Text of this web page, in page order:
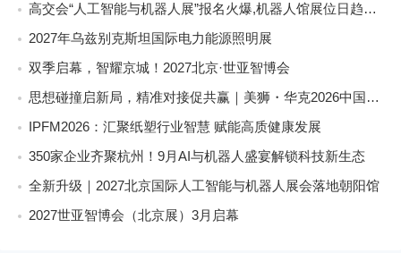
高交会“人工智能与机器人展”报名火爆,机器人馆展位日趋稀缺
2027年乌兹别克斯坦国际电力能源照明展
双季启幕，智耀京城！2027北京·世亚智博会
思想碰撞启新局，精准对接促共赢｜美狮・华克2026中国餐饮包装创新发展大会圆满收官
IPFM2026：汇聚纸塑行业智慧 赋能高质健康发展
350家企业齐聚杭州！9月AI与机器人盛宴解锁科技新生态
全新升级｜2027北京国际人工智能与机器人展会落地朝阳馆
2027世亚智博会（北京展）3月启幕